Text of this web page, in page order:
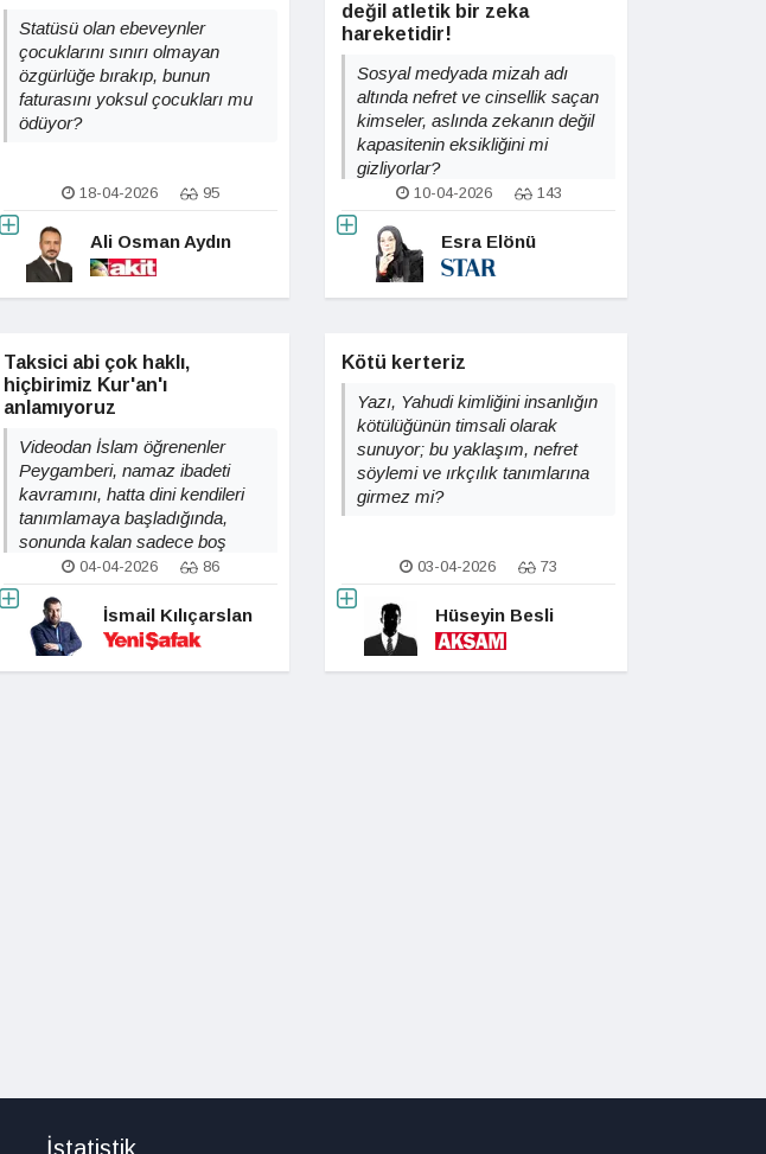
Statüsü olan ebeveynler
çocuklarını sınırı olmayan
özgürlüğe bırakıp, bunun
faturasını yoksul çocukları mu
ödüyor?
18-04-2026 95
Ali Osman Aydın
değil atletik bir zeka
hareketidir!
Sosyal medyada mizah adı
altında nefret ve cinsellik saçan
kimseler, aslında zekanın değil
kapasitenin eksikliğini mi
gizliyorlar?
10-04-2026 143
Esra Elönü
Taksici abi çok haklı,
hiçbirimiz Kur'an'ı
anlamıyoruz
Videodan İslam öğrenenler
Peygamberi, namaz ibadeti
kavramını, hatta dini kendileri
tanımlamaya başladığında,
sonunda kalan sadece boş
ahlak hikayesi değil midir?
04-04-2026 86
İsmail Kılıçarslan
Kötü kerteriz
Yazı, Yahudi kimliğini insanlığın
kötülüğünün timsali olarak
sunuyor; bu yaklaşım, nefret
söylemi ve ırkçılık tanımlarına
girmez mi?
03-04-2026 73
Hüseyin Besli
İstatistik